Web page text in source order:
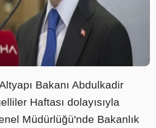
Bakanı Abdulkadir
Haftası dolayısıyla
Müdürlüğü'nde Bakanlık